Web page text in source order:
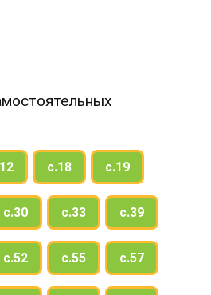
с.18 с.19
с.30 с.33 с.39
с.52 с.55 с.57